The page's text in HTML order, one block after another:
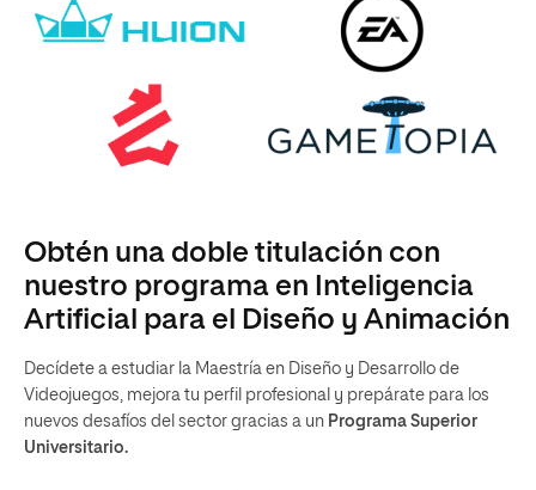
Obtén una doble titulación con
nuestro programa en Inteligencia
Artificial para el Diseño y Animación
Decídete a estudiar la Maestría en Diseño y Desarrollo de
Videojuegos, mejora tu perfil profesional y prepárate para los
nuevos desafíos del sector gracias a un Programa Superior
Universitario.